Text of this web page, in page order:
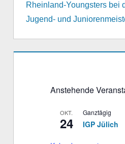
Rheinland-Youngsters bei
Jugend- und
Anstehende
OKT.
24
Ganztägig
IGP Jülich